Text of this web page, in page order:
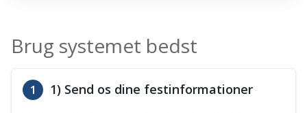
Brug systemet bedst
1 1) Send os dine festinformationer